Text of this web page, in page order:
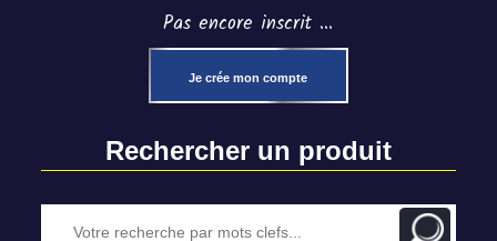
Pas encore inscrit ...
Je crée mon compte
Rechercher un produit